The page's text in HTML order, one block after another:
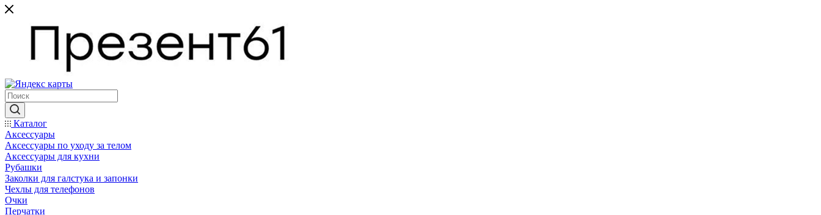
Каталог
Аксессуары
Аксессуары по уходу за телом
Аксессуары для кухни
Рубашки
Заколки для галстука и запонки
Чехлы для телефонов
Очки
Перчатки